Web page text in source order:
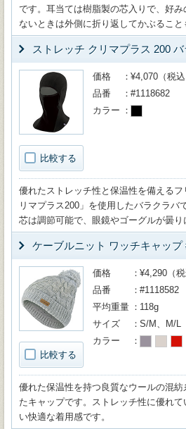
です。耳当ては樹脂製の芯入りで、好
ないときは外側に折り返してかぶること
ストレッチ クリマプラス 200
比較する
価格
¥4,070（税込
品番
#1118682
カラー
優れたストレッチ性と保温性を備える
リマプラス200」を使用したバラクラバ
芯は調節可能で、眼鏡やゴーグルが曇り
ケーブルニット ワッチキャップ
比較する
価格
¥4,290（税
品番
#1118582
平均重量
118g
サイズ
S/M、M/L
カラー
優れた保温性を持つ良質なウールの混
たキャップです。ストレッチ性に優れ
い快適な着用感です。